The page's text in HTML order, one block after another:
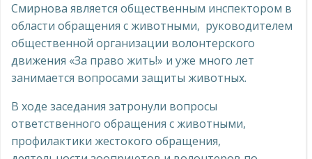
Смирнова является общественным инспектором в
области обращения с животными, руководителем
общественной организации волонтерского
движения «За право жить!» и уже много лет
занимается вопросами защиты животных.
В ходе заседания затронули вопросы
ответственного обращения с животными,
профилактики жестокого обращения,